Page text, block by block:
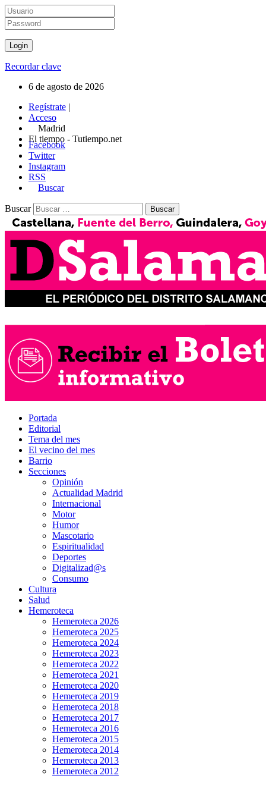
Recordar clave
6 de agosto de 2026
Regístrate |
Acceso
Madrid
El tiempo - Tutiempo.net
Facebook
Twitter
Instagram
RSS
Buscar
Buscar
Portada
Editorial
Tema del mes
El vecino del mes
Barrio
Secciones
Opinión
Actualidad Madrid
Internacional
Motor
Humor
Mascotario
Espiritualidad
Deportes
Digitalizad@s
Consumo
Cultura
Salud
Hemeroteca
Hemeroteca 2026
Hemeroteca 2025
Hemeroteca 2024
Hemeroteca 2023
Hemeroteca 2022
Hemeroteca 2021
Hemeroteca 2020
Hemeroteca 2019
Hemeroteca 2018
Hemeroteca 2017
Hemeroteca 2016
Hemeroteca 2015
Hemeroteca 2014
Hemeroteca 2013
Hemeroteca 2012